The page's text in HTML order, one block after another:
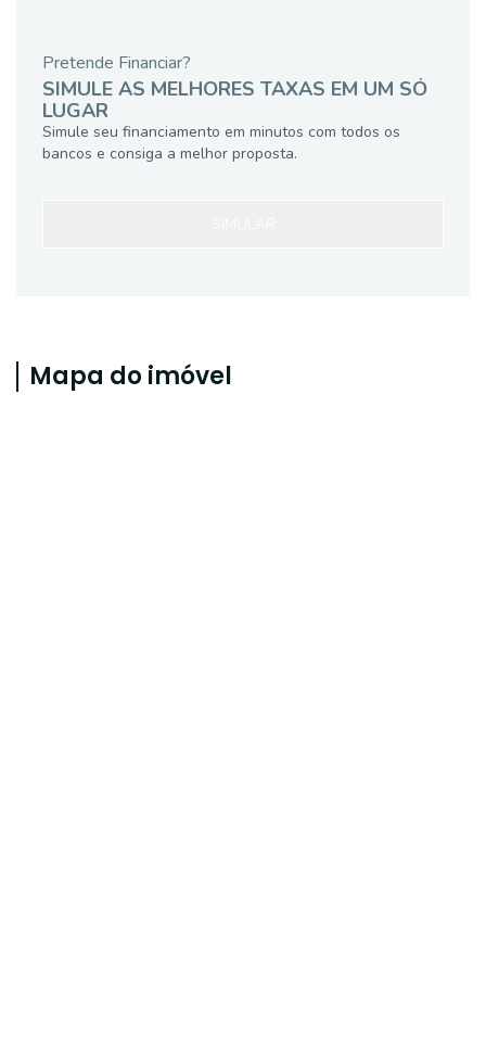
Pretende Financiar?
SIMULE AS MELHORES TAXAS EM UM SÓ
LUGAR
Simule seu financiamento em minutos com todos os
bancos e consiga a melhor proposta.
Mapa do imóvel